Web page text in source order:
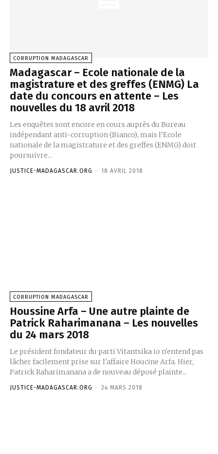
CORRUPTION MADAGASCAR
Madagascar – Ecole nationale de la
magistrature et des greffes (ENMG) La
date du concours en attente – Les
nouvelles du 18 avril 2018
Les enquêtes sont encore en cours auprès du Bureau
indépendant anti-corruption (Bianco), mais l’Ecole
nationale de la magistrature et des greffes (ENMG) doit
poursuivre...
JUSTICE-MADAGASCAR.ORG - 18 AVRIL 2018
CORRUPTION MADAGASCAR
Houssine Arfa – Une autre plainte de
Patrick Raharimanana – Les nouvelles
du 24 mars 2018
Le président fondateur du parti Vitantsika io n'entend pas
lâcher facilement prise sur l'affaire Houcine Arfa. Hier,
Patrick Raharimanana a de nouveau déposé plainte...
JUSTICE-MADAGASCAR.ORG - 24 MARS 2018